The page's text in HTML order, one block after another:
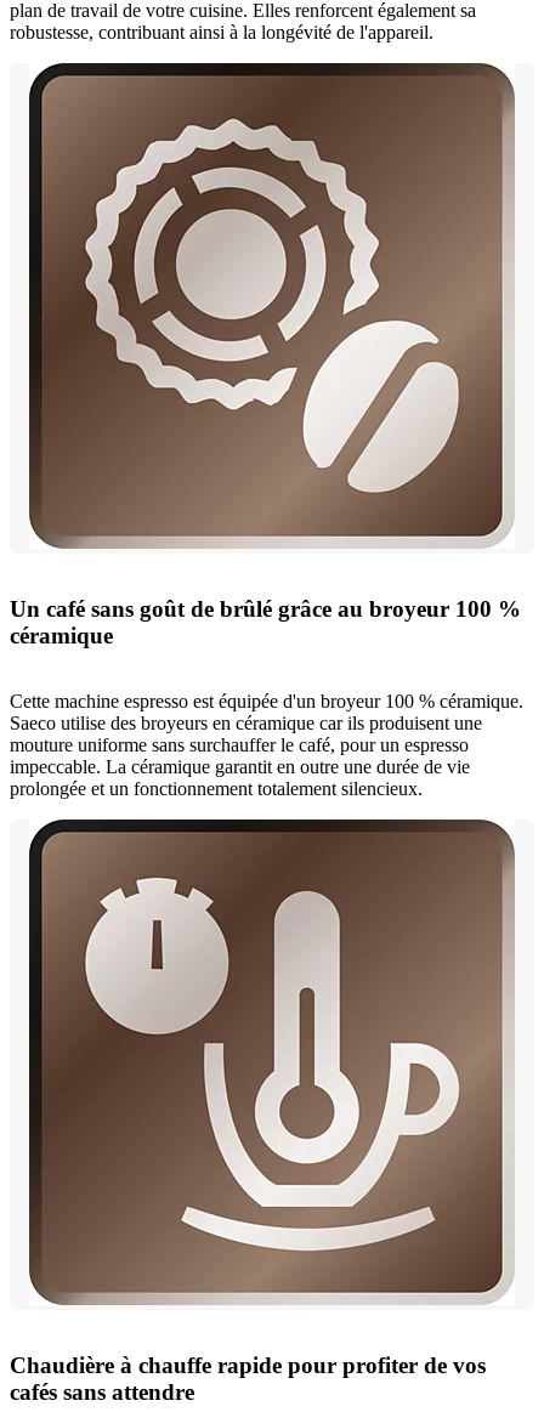
plan de travail de votre cuisine. Elles renforcent également sa
robustesse, contribuant ainsi à la longévité de l'appareil.
Un café sans goût de brûlé grâce au broyeur 100 %
céramique
Cette machine espresso est équipée d'un broyeur 100 % céramique.
Saeco utilise des broyeurs en céramique car ils produisent une
mouture uniforme sans surchauffer le café, pour un espresso
impeccable. La céramique garantit en outre une durée de vie
prolongée et un fonctionnement totalement silencieux.
Chaudière à chauffe rapide pour profiter de vos
cafés sans attendre